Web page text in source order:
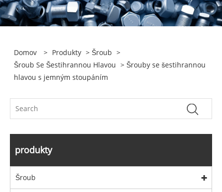
Domov > Produkty >Šroub >
Šroub Se Šestihrannou Hlavou > Šrouby se šestihrannou
hlavou s jemným stoupáním
produkty
Šroub